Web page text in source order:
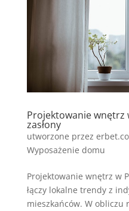
Projektowanie wnętrz
zasłony
utworzone przez
Wyposażenie domu
Projektowanie wnętrz w
łączy lokalne trendy z
mieszkańców. W obliczu